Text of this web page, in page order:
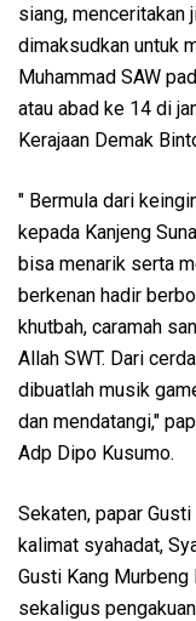
siang, menceritakan
dimaksudkan untuk
Muhammad SAW
atau abad ke 14 di
Kerajaan Demak
" Bermula dari
kepada Kanjeng
bisa menarik serta
berkenan hadir
khutbah, caramah
Allah SWT. Dari
dibuatlah musik
dan mendatangi,"
Adp Dipo Kusumo.
Sekaten, papar
kalimat syahadat,
Gusti Kang Murbeng
sekaligus